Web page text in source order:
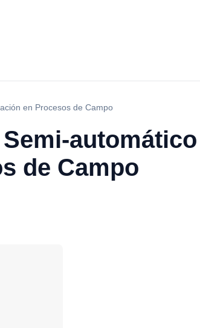
en Procesos de Campo
automático
de Campo